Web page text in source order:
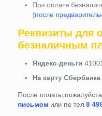
При оплате
(после
Реквизиты для
безналичным
Яндекс-деньги
На карту Сбербанка
После
письмомили по тел 8